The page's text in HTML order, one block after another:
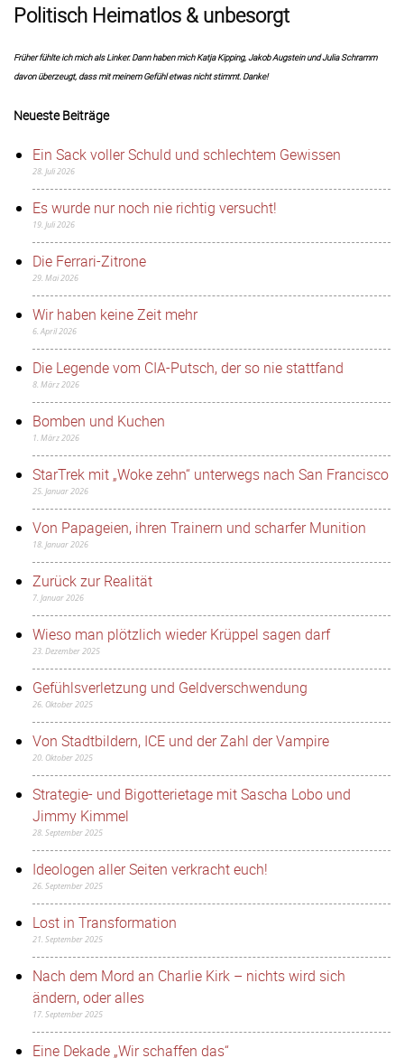
Politisch Heimatlos & unbesorgt
Früher fühlte ich mich als Linker. Dann haben mich Katja Kipping, Jakob Augstein und Julia Schramm
davon überzeugt, dass mit meinem Gefühl etwas nicht stimmt. Danke!
Neueste Beiträge
Ein Sack voller Schuld und schlechtem Gewissen
28. Juli 2026
Es wurde nur noch nie richtig versucht!
19. Juli 2026
Die Ferrari-Zitrone
29. Mai 2026
Wir haben keine Zeit mehr
6. April 2026
Die Legende vom CIA-Putsch, der so nie stattfand
8. März 2026
Bomben und Kuchen
1. März 2026
StarTrek mit „Woke zehn“ unterwegs nach San Francisco
25. Januar 2026
Von Papageien, ihren Trainern und scharfer Munition
18. Januar 2026
Zurück zur Realität
7. Januar 2026
Wieso man plötzlich wieder Krüppel sagen darf
23. Dezember 2025
Gefühlsverletzung und Geldverschwendung
26. Oktober 2025
Von Stadtbildern, ICE und der Zahl der Vampire
20. Oktober 2025
Strategie- und Bigotterietage mit Sascha Lobo und
Jimmy Kimmel
28. September 2025
Ideologen aller Seiten verkracht euch!
26. September 2025
Lost in Transformation
21. September 2025
Nach dem Mord an Charlie Kirk – nichts wird sich
ändern, oder alles
17. September 2025
Eine Dekade „Wir schaffen das“